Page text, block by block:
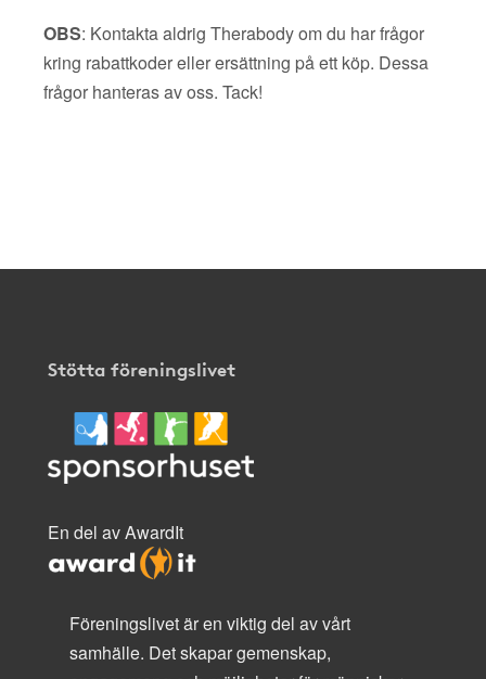
OBS: Kontakta aldrig Therabody om du har frågor
kring rabattkoder eller ersättning på ett köp. Dessa
frågor hanteras av oss. Tack!
Stötta föreningslivet
En del av AwardIt
Föreningslivet är en viktig del av vårt
samhälle. Det skapar gemenskap,